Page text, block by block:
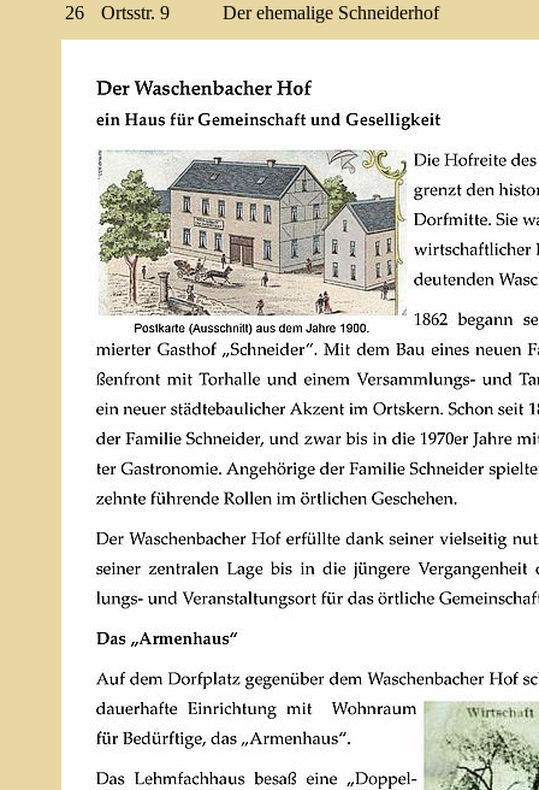
26
Ortsstr. 9 Der ehemalige Schneiderhof